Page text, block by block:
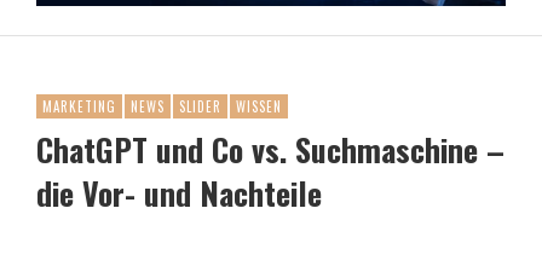
MARKETING NEWS SLIDER WISSEN
ChatGPT und Co vs. Suchmaschine –
die Vor- und Nachteile